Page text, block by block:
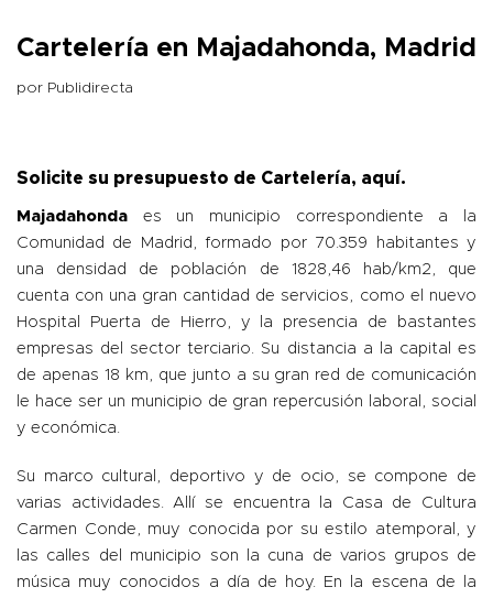
Cartelería en Majadahonda, Madrid
por Publidirecta
Solicite su presupuesto de Cartelería, aquí.
Majadahonda es un municipio correspondiente a la
Comunidad de Madrid, formado por 70.359 habitantes y
una densidad de población de 1828,46 hab/km2, que
cuenta con una gran cantidad de servicios, como el nuevo
Hospital Puerta de Hierro, y la presencia de bastantes
empresas del sector terciario. Su distancia a la capital es
de apenas 18 km, que junto a su gran red de comunicación
le hace ser un municipio de gran repercusión laboral, social
y económica.
Su marco cultural, deportivo y de ocio, se compone de
varias actividades. Allí se encuentra la Casa de Cultura
Carmen Conde, muy conocida por su estilo atemporal, y
las calles del municipio son la cuna de varios grupos de
música muy conocidos a día de hoy. En la escena de la